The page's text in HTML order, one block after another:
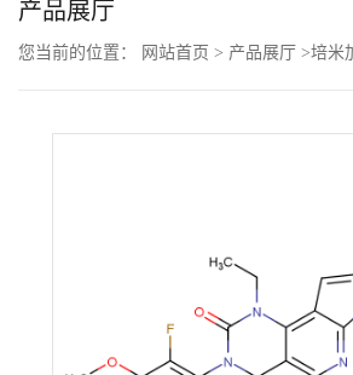
产品展厅
您当前的位置： 网站首页 > 产品展厅 >培米